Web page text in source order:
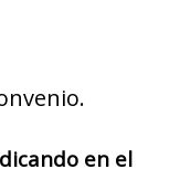
en el